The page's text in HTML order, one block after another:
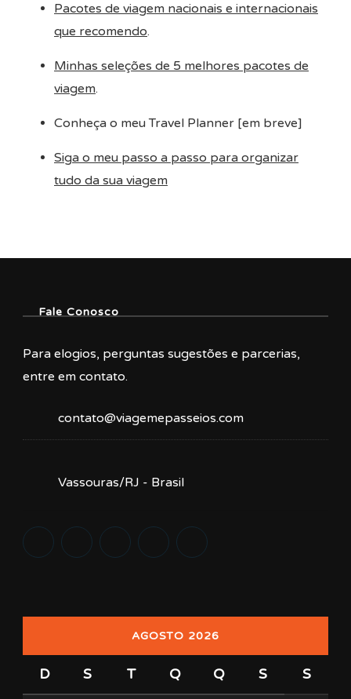
Pacotes de viagem nacionais e internacionais
que recomendo.
Minhas seleções de 5 melhores pacotes de
viagem.
Conheça o meu Travel Planner [em breve]
Siga o meu passo a passo para organizar
tudo da sua viagem
Fale Conosco
Para elogios, perguntas sugestões e parcerias,
entre em contato.
contato@viagemepasseios.com
Vassouras/RJ - Brasil
AGOSTO 2026
D S T Q Q S S